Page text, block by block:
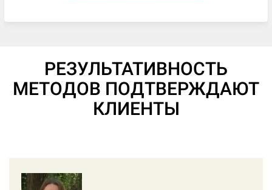
РЕЗУЛЬТАТИВНОСТЬ
МЕТОДОВ ПОДТВЕРЖДАЮТ
КЛИЕНТЫ